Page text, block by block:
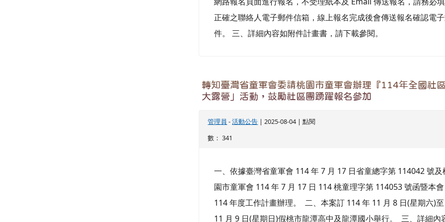
11 月 9 日(星期日)假桃市龍潭高中及龍潭國小舉行。 三、詳細內
請參閱附件。
轉知-童軍總會114240函_公告參加第16次世界羅浮童軍
國際服務隊IST名額釋出
公告 管理員-活動公告| 2025-05-21 |
點閱數： 309
詳如附件檔案，請下載參閱。